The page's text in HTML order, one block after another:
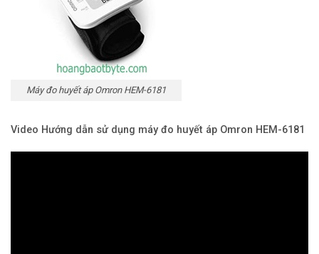
Máy đo huyết áp Omron HEM-6181
Video Hướng dẫn sử dụng máy đo huyết áp Omron HEM-6181